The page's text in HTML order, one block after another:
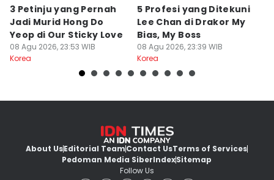
3 Petinju yang Pernah
Jadi Murid Hong Do
Yeop di Our Sticky Love
08 Agu 2026, 23:53 WIB
Korea
5 Profesi yang Ditekuni
Lee Chan di Drakor My
Bias, My Boss
08 Agu 2026, 23:39 WIB
Korea
About UsEditorial TeamContact UsTerms of Services
Pedoman Media SiberIndexSitemap
Follow Us